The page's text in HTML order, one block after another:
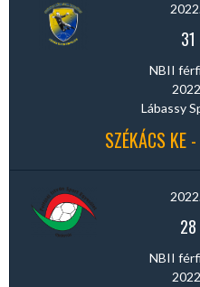
31
NBII
Lábassy
SZÉKÁCS KE
28
NBII